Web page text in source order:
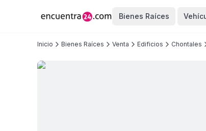
Bienes Raíces
Inicio Bienes Raíces Venta Edificios Chontales